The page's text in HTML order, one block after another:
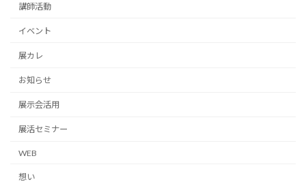
講師活動
イベント
展カレ
お知らせ
展示会活用
展活セミナー
WEB
想い